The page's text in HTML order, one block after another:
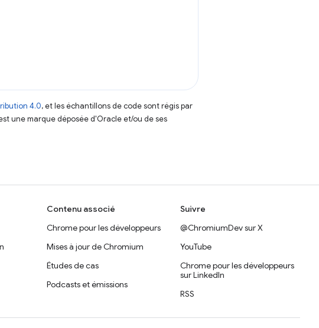
4.0, et les échantillons de code sont régis par
une marque déposée d'Oracle et/ou de ses
Contenu associé
Chrome pour les développeurs
Mises à jour de Chromium
Études de cas
Podcasts et émissions
Suivre
@ChromiumDev sur X
YouTube
Chrome pour les développeurs
sur LinkedIn
RSS